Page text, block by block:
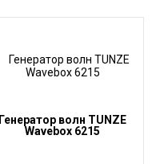
Генератор волн TUNZE
Wavebox 6215